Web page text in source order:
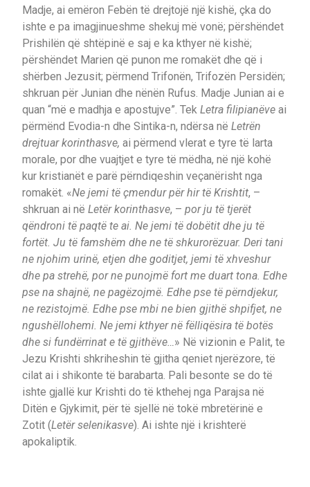
Madje, ai emëron Febën të drejtojë një kishë, çka do
ishte e pa imagjinueshme shekuj më vonë; përshëndet
Prishilën që shtëpinë e saj e ka kthyer në kishë;
përshëndet Marien që punon me romakët dhe që i
shërben Jezusit; përmend Trifonën, Trifozën Persidën;
shkruan për Junian dhe nënën Rufus. Madje Junian ai e
quan “më e madhja e apostujve”. Tek Letra filipianëve ai
përmënd Evodia-n dhe Sintika-n, ndërsa në Letrën
drejtuar korinthasve, ai përmend vlerat e tyre të larta
morale, por dhe vuajtjet e tyre të mëdha, në një kohë
kur kristianët e parë përndiqeshin veçanërisht nga
romakët. «Ne jemi të çmendur për hir të Krishtit, –
shkruan ai në Letër korinthasve, – por ju të tjerët
qëndroni të paqtë te ai. Ne jemi të dobëtit dhe ju të
fortët. Ju të famshëm dhe ne të shkurorëzuar. Deri tani
ne njohim urinë, etjen dhe goditjet, jemi të xhveshur
dhe pa strehë, por ne punojmë fort me duart tona. Edhe
pse na shajnë, ne pagëzojmë. Edhe pse të përndjekur,
ne rezistojmë. Edhe pse mbi ne bien gjithë shpifjet, ne
ngushëllohemi. Ne jemi kthyer në fëlliqësira të botës
dhe si fundërrinat e të gjithëve…» Në vizionin e Palit, te
Jezu Krishti shkriheshin të gjitha qeniet njerëzore, të
cilat ai i shikonte të barabarta. Pali besonte se do të
ishte gjallë kur Krishti do të kthehej nga Parajsa në
Ditën e Gjykimit, për të sjellë në tokë mbretërinë e
Zotit (Letër selenikasve). Ai ishte një i krishterë
apokaliptik.